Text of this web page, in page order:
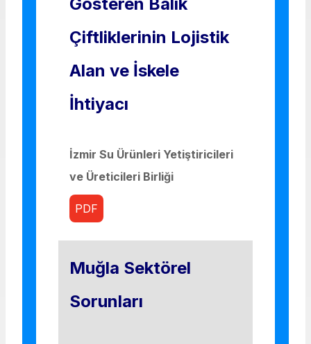
Çiftliklerinin Lojistik
Alan ve İskele
İhtiyacı
İzmir Su Ürünleri Yetiştiricileri
ve Üreticileri Birliği
PDF
Muğla Sektörel
Sorunları